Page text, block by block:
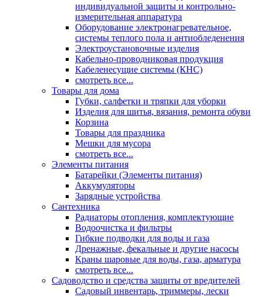
индивидуальной защиты и контрольно-
измерительная аппаратура
Оборудование электронагревательное,
системы теплого пола и антиобледенения
Электроустановочные изделия
Кабельно-проводниковая продукция
Кабеленесущие системы (КНС)
смотреть все...
Товары для дома
Губки, салфетки и тряпки для уборки
Изделия для шитья, вязания, ремонта обуви
Корзина
Товары для праздника
Мешки для мусора
смотреть все...
Элементы питания
Батарейки (Элементы питания)
Аккумуляторы
Зарядные устройства
Сантехника
Радиаторы отопления, комплектующие
Водоочистка и фильтры
Гибкие подводки для воды и газа
Дренажные, фекальные и другие насосы
Краны шаровые для воды, газа, арматура
смотреть все...
Садоводство и средства защиты от вредителей
Садовый инвентарь, триммеры, лески